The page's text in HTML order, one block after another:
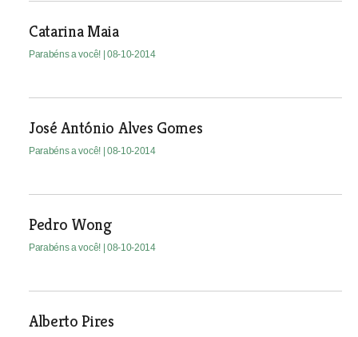
Catarina Maia
Parabéns a você! | 08-10-2014
José António Alves Gomes
Parabéns a você! | 08-10-2014
Pedro Wong
Parabéns a você! | 08-10-2014
Alberto Pires